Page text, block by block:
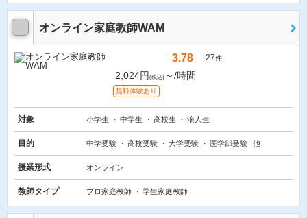
オンライン家庭教師WAM
3.78 27件
2,024円 (税込) ～/時間
無料体験あり
対象 小学生 中学生 高校生 浪人生
目的 中学受験 高校受験 大学受験 医学部受験 他
授業形式 オンライン
教師タイプ プロ家庭教師 学生家庭教師